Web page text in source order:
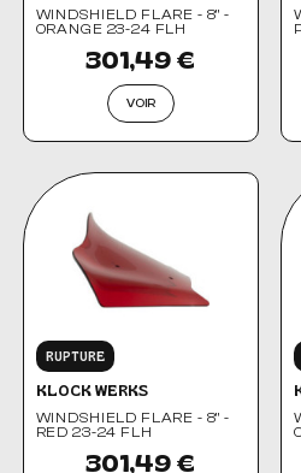
WINDSHIELD FLARE - 8" -
ORANGE 23-24 FLH
301,49 €
VOIR
RUPTURE
KLOCK WERKS
WINDSHIELD FLARE - 8" -
RED 23-24 FLH
301,49 €